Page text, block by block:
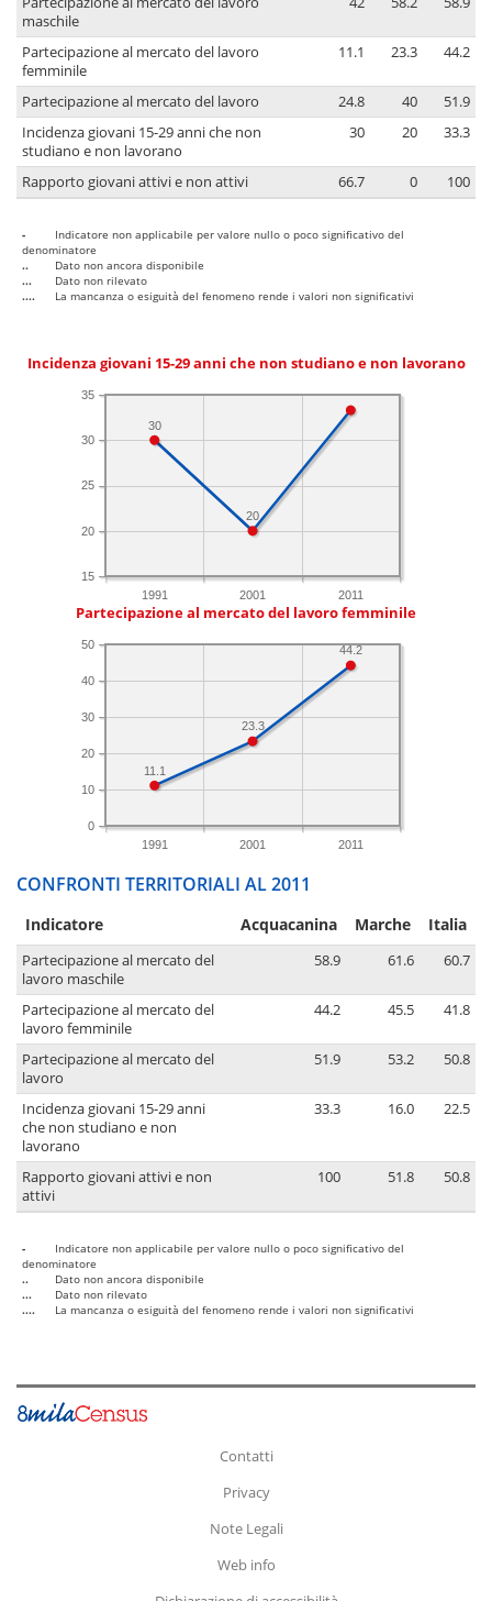
maschile
Partecipazione al mercato del lavoro
femminile
11.1 23.3 44.2
Partecipazione al mercato del lavoro 24.8 40
51.9
Incidenza giovani 15-29 anni che non
studiano e non lavorano
30 20 33.3
Rapporto giovani attivi e non attivi 66.7 0 100
-
Indicatore non applicabile per valore nullo o poco significativo del
denominatore
..
Dato non ancora disponibile
...
Dato non rilevato
....
La mancanza o esiguità del fenomeno rende i valori non significativi
Incidenza giovani 15-29 anni che non studiano e non lavorano
1991 2001 2011
15
20
25
30
35
20
30
Partecipazione al mercato del lavoro femminile
1991 2001 2011
0
10
20
30
40
50 44.2
23.3
11.1
CONFRONTI TERRITORIALI AL 2011
Indicatore Acquacanina Marche Italia
Partecipazione al mercato del
lavoro maschile
58.9 61.6 60.7
Partecipazione al mercato del
lavoro femminile
44.2 45.5 41.8
Partecipazione al mercato del
lavoro
51.9 53.2 50.8
Incidenza giovani 15-29 anni
che non studiano e non
lavorano
33.3 16.0 22.5
Rapporto giovani attivi e non
attivi
100 51.8 50.8
-
Indicatore non applicabile per valore nullo o poco significativo del
denominatore
..
Dato non ancora disponibile
...
Dato non rilevato
....
La mancanza o esiguità del fenomeno rende i valori non significativi
Contatti
Privacy
Note Legali
Web info